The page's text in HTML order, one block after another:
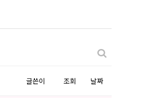
글쓴이 조회 날짜